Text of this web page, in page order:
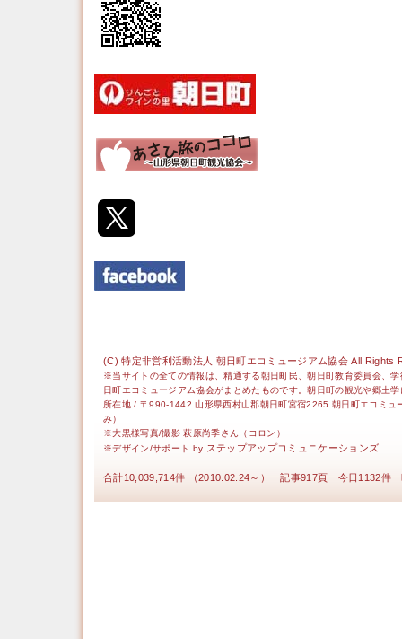
(C) 特定非営利活動法人 朝日町エコミュージアム協会 All Rights
※当サイトの全ての情報は、精通する朝日町民、朝日町教育委員会、
日町エコミュージアム協会がまとめたものです。朝日町の観光や郷土
所在地 / 〒990-1442 山形県西村山郡朝日町宮宿2265 朝日町エコミ
み）
※大黒様写真/撮影 萩原尚季さん（コロン）
※デザイン/サポート by ステップアップコミュニケーションズ
合計10,039,714件 （2010.02.24～） 記事917頁 今日1132